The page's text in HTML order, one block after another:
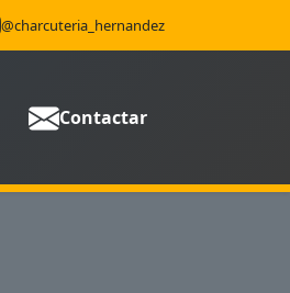
@charcuteria_hernandez
Contactar